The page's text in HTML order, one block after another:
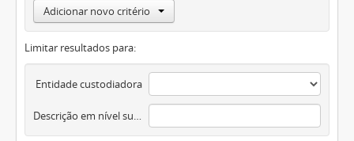
Adicionar novo critério
Limitar resultados para:
Entidade custodiadora
Descrição em nível superior